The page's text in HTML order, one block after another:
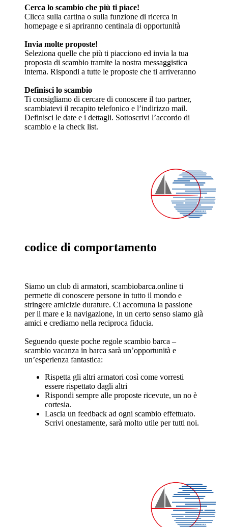
Cerca lo scambio che più ti piace!
Clicca sulla cartina o sulla funzione di ricerca in
homepage e si apriranno centinaia di opportunità
Invia molte proposte!
Seleziona quelle che più ti piacciono ed invia la tua
proposta di scambio tramite la nostra messaggistica
interna. Rispondi a tutte le proposte che ti arriveranno
Definisci lo scambio
Ti consigliamo di cercare di conoscere il tuo partner,
scambiatevi il recapito telefonico e l’indirizzo mail.
Definisci le date e i dettagli. Sottoscrivi l’accordo di
scambio e la check list.
codice di comportamento
Siamo un club di armatori, scambiobarca.online ti
permette di conoscere persone in tutto il mondo e
stringere amicizie durature. Ci accomuna la passione
per il mare e la navigazione, in un certo senso siamo già
amici e crediamo nella reciproca fiducia.
Seguendo queste poche regole scambio barca –
scambio vacanza in barca sarà un’opportunità e
un’esperienza fantastica:
Rispetta gli altri armatori così come vorresti
essere rispettato dagli altri
Rispondi sempre alle proposte ricevute, un no è
cortesia.
Lascia un feedback ad ogni scambio effettuato.
Scrivi onestamente, sarà molto utile per tutti noi.